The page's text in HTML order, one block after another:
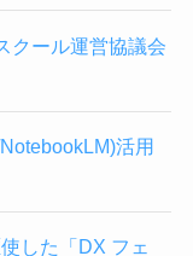
クール運営協議会
活用
した「DX フェ